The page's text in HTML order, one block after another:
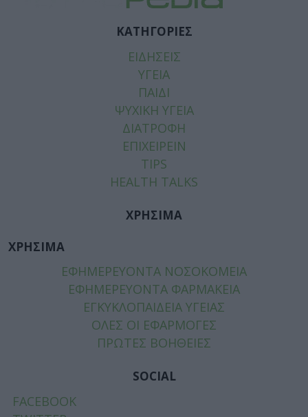
ΚΑΤΗΓΟΡΙΕΣ
ΕΙΔΗΣΕΙΣ
ΥΓΕΙΑ
ΠΑΙΔΙ
ΨΥΧΙΚΗ ΥΓΕΙΑ
ΔΙΑΤΡΟΦΗ
ΕΠΙΧΕΙΡΕΙΝ
TIPS
HEALTH TALKS
ΧΡΗΣΙΜΑ
ΧΡΗΣΙΜΑ
ΕΦΗΜΕΡΕΥΟΝΤΑ ΝΟΣΟΚΟΜΕΙΑ
ΕΦΗΜΕΡΕΥΟΝΤΑ ΦΑΡΜΑΚΕΙΑ
ΕΓΚΥΚΛΟΠΑΙΔΕΙΑ ΥΓΕΙΑΣ
ΟΛΕΣ ΟΙ ΕΦΑΡΜΟΓΕΣ
ΠΡΩΤΕΣ ΒΟΗΘΕΙΕΣ
SOCIAL
FACEBOOK